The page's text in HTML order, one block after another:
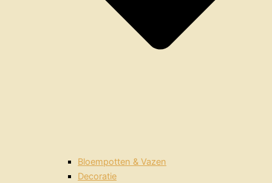
Bloempotten & Vazen
Decoratie